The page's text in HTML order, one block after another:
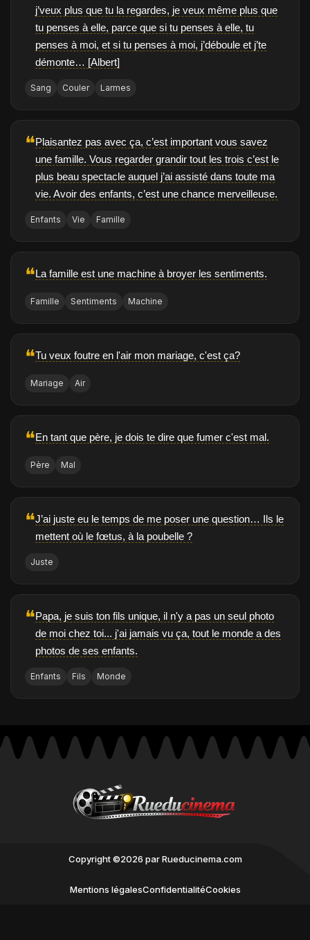
j’veux plus que tu la regardes, je veux même plus que
tu penses à elle, parce que si tu penses à elle, tu
penses à moi, et si tu penses à moi, j’déboule et j’te
démonte… [Albert]
Sang Couler Larmes
❝Plaisantez pas avec ça, c’est important vous savez
une famille. Vous regarder grandir tout les trois c’est le
plus beau spectacle auquel j’ai assisté dans toute ma
vie. Avoir des enfants, c’est une chance merveilleuse.
Enfants Vie Famille
❝La famille est une machine à broyer les sentiments.
Famille Sentiments Machine
❝Tu veux foutre en l'air mon mariage, c'est ça?
Mariage Air
❝En tant que père, je dois te dire que fumer c'est mal.
Père Mal
❝J’ai juste eu le temps de me poser une question… Ils le
mettent où le fœtus, à la poubelle ?
Juste
❝Papa, je suis ton fils unique, il n'y a pas un seul photo
de moi chez toi... j'ai jamais vu ça, tout le monde a des
photos de ses enfants.
Enfants Fils Monde
Copyright ©2026 par Rueducinema.com
Mentions légalesConfidentialitéCookies